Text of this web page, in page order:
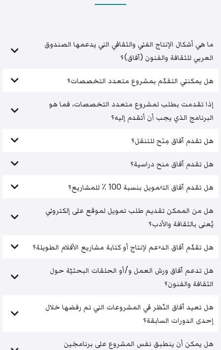
ما هي أشكال الإنتاج الفني والثقافي التي يدعمها الصندوق
العربي للثقافة والفنون (آفاق)؟
هل يمكنني التقدّم بمشروع متعدد التخصصات؟
إذا تقدمت بطلب لمشروع متعدد التخصصات، فما هو
البرنامج الذي يجب أن أتقدم إليه؟
هل تقدم آفاق مِنَح للتنقل؟
هل تقدم آفاق منح دراسية؟
هل تقدم آفاق التَّمويل بنسبة 100 ٪ للمشاريع؟
هل من الممكن تقديم طلب تمويل لموقع على إلكتروني
يُعنى بالثقافة والأدب؟
هل تقدّم آفاق الدَّعم لإنتاج أو كتابة مشاريع الأفلام الطويلة؟
هل تدعم آفاق ورش العمل و/أو الحلقات البحثيّة حول
الثقافة والفنون؟
هل تعيد آفاق النّظر في المشروعات التي تم رفضها خلال
إحدى الدورات السابقة؟
هل يمكن أن ينطبق نفس المشروع على برنامجَين